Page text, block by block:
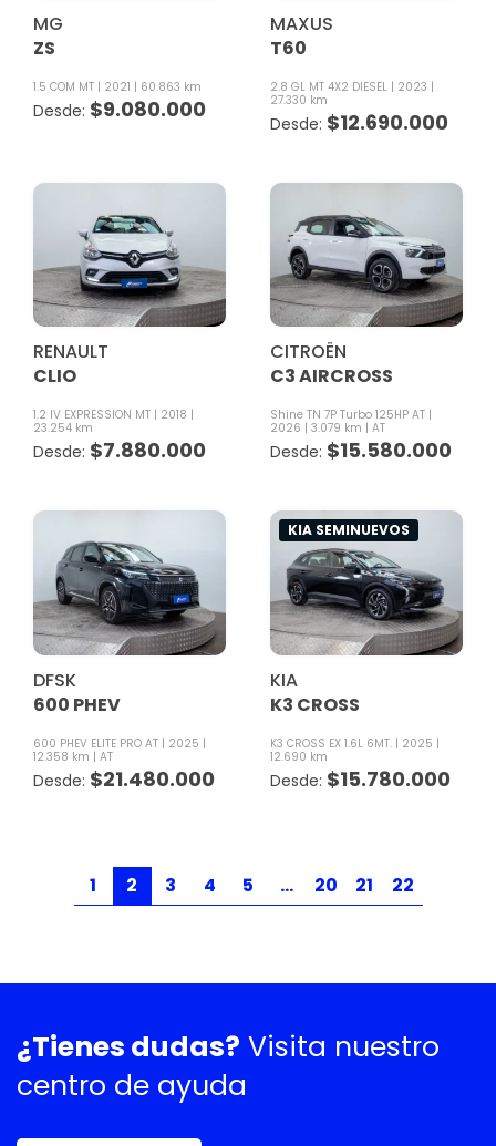
MG
ZS
1.5 COM MT 2021 60.863 km
$9.080.000
MAXUS
T60
2.8 GL MT 4X2 DIESEL
2023
27.330 km
$12.690.000
RENAULT
CLIO
1.2 IV EXPRESSION MT
2018
23.254 km
$7.880.000
CITROËN
C3 AIRCROSS
Shine TN 7P Turbo 125HP AT
2026
3.079 km AT
$15.580.000
DFSK
600 PHEV
600 PHEV ELITE PRO AT
2025
12.358 km
AT
$21.480.000
KIA SEMINUEVOS
KIA
K3 CROSS
K3 CROSS EX 1.6L 6MT.
2025
12.690 km
$15.780.000
1 2 3 4 5 … 20 21 22
¿Tienes dudas? Visita nuestro
centro de ayuda